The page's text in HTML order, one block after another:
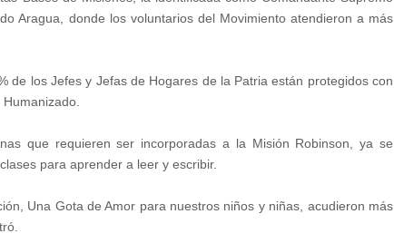
Aragua, donde los voluntarios del Movimiento atendieron a más
de los Jefes y Jefas de Hogares de la Patria están protegidos con
que requieren ser incorporadas a la Misión Robinson, ya se
para aprender a leer y escribir.
Una Gota de Amor para nuestros niños y niñas, acudieron más